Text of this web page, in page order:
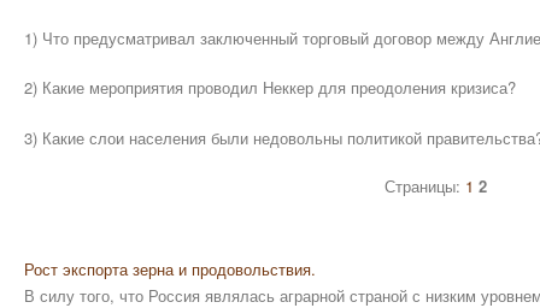
1) Что предусматривал заключенный торговый договор между
2) Какие мероприятия проводил Неккер для преодоления кризиса?
3) Какие слои населения были недовольны политикой
Страницы: 1 2
Рост экспорта зерна и продовольствия.
В силу того, что Россия являлась аграрной страной с низким